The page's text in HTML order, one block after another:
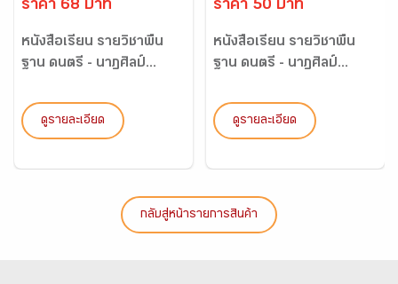
ราคา 68 บาท
หนังสือเรียน รายวิชาพื้น
ฐาน ดนตรี - นาฏศิลป์...
ดูรายละเอียด
ราคา 50 บาท
หนังสือเรียน รายวิชาพื้น
ฐาน ดนตรี - นาฏศิลป์...
ดูรายละเอียด
กลับสู่หน้ารายการสินค้า